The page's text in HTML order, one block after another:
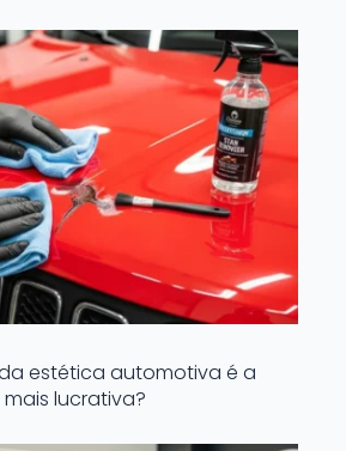
estética automotiva é a
mais lucrativa?